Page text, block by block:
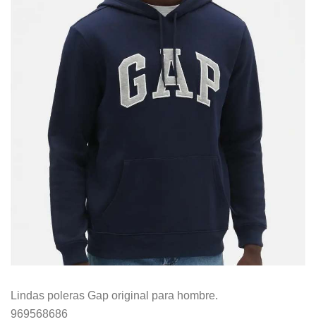
Lindas poleras Gap original para hombre.
969568686